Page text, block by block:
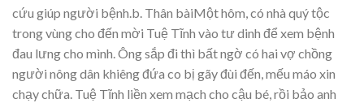
cứu giúp người bệnh.b. Thân bàiMột hôm, có nhà quý tộc
trong vùng cho đến mời Tuệ Tĩnh vào tư dinh để xem bệnh
đau lưng cho mình. Ông sắp đi thì bất ngờ có hai vợ chồng
người nông dân khiêng đứa co bị gãy đùi đến, mếu máo xin
chạy chữa. Tuệ Tĩnh liền xem mạch cho cậu bé, rồi bảo anh